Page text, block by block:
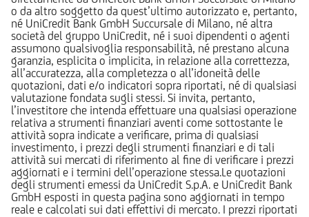
o da altro soggetto da quest’ultimo autorizzato e, pertanto,
né UniCredit Bank GmbH Succursale di Milano, né altra
società del gruppo UniCredit, né i suoi dipendenti o agenti
assumono qualsivoglia responsabilità, né prestano alcuna
garanzia, esplicita o implicita, in relazione alla correttezza,
all’accuratezza, alla completezza o all’idoneità delle
quotazioni, dati e/o indicatori sopra riportati, né di qualsiasi
valutazione fondata sugli stessi. Si invita, pertanto,
l’investitore che intenda effettuare una qualsiasi operazione
relativa a strumenti finanziari aventi come sottostante le
attività sopra indicate a verificare, prima di qualsiasi
investimento, i prezzi degli strumenti finanziari e di tali
attività sui mercati di riferimento al fine di verificare i prezzi
aggiornati e i termini dell’operazione stessa.Le quotazioni
degli strumenti emessi da UniCredit S.p.A. e UniCredit Bank
GmbH esposti in questa pagina sono aggiornati in tempo
reale e calcolati sui dati effettivi di mercato. I prezzi riportati